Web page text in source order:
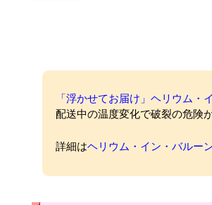
「浮かせてお届け」ヘリウム・
配送中の温度変化で破裂の危険
詳細はヘリウム・イン・バルー